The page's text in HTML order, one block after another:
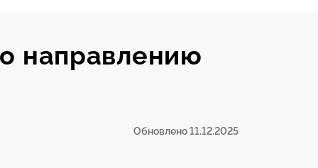
направлению
Обновлено 11.12.2025